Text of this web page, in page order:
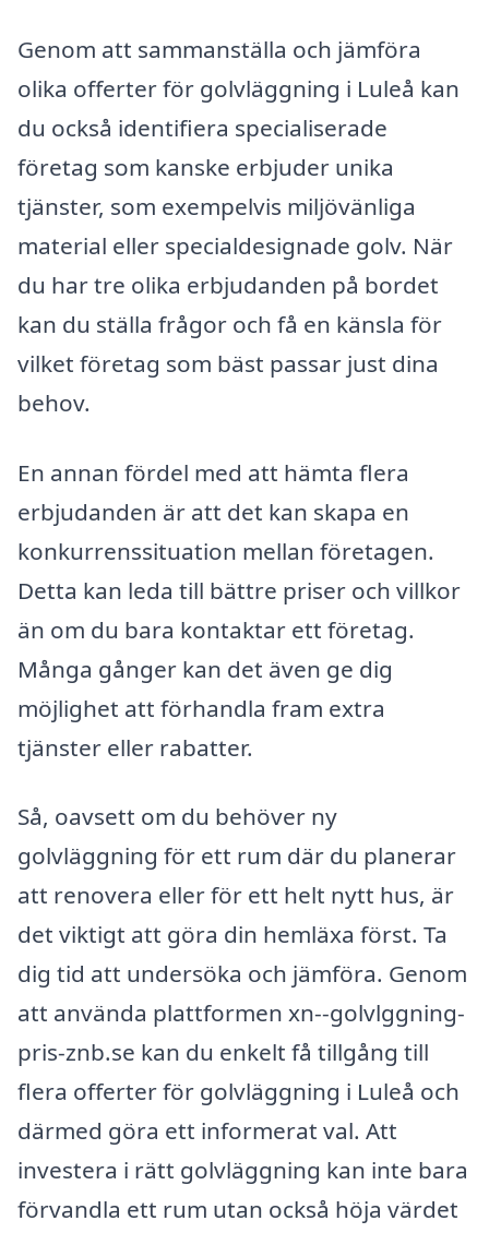
Genom att sammanställa och jämföra
olika offerter för golvläggning i Luleå kan
du också identifiera specialiserade
företag som kanske erbjuder unika
tjänster, som exempelvis miljövänliga
material eller specialdesignade golv. När
du har tre olika erbjudanden på bordet
kan du ställa frågor och få en känsla för
vilket företag som bäst passar just dina
behov.
En annan fördel med att hämta flera
erbjudanden är att det kan skapa en
konkurrenssituation mellan företagen.
Detta kan leda till bättre priser och villkor
än om du bara kontaktar ett företag.
Många gånger kan det även ge dig
möjlighet att förhandla fram extra
tjänster eller rabatter.
Så, oavsett om du behöver ny
golvläggning för ett rum där du planerar
att renovera eller för ett helt nytt hus, är
det viktigt att göra din hemläxa först. Ta
dig tid att undersöka och jämföra. Genom
att använda plattformen xn--golvlggning-
pris-znb.se kan du enkelt få tillgång till
flera offerter för golvläggning i Luleå och
därmed göra ett informerat val. Att
investera i rätt golvläggning kan inte bara
förvandla ett rum utan också höja värdet